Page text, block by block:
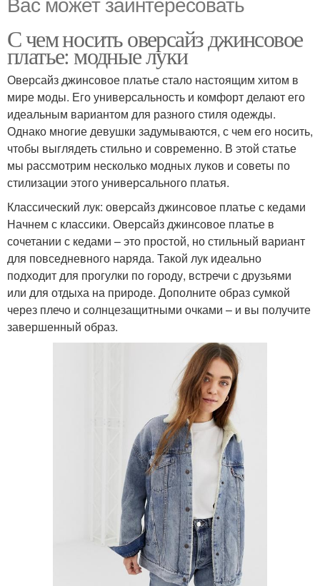
С чем носить оверсайз джинсовое
платье: модные луки
Оверсайз джинсовое платье стало настоящим хитом в
мире моды. Его универсальность и комфорт делают его
идеальным вариантом для разного стиля одежды.
Однако многие девушки задумываются, с чем его носить,
чтобы выглядеть стильно и современно. В этой статье
мы рассмотрим несколько модных луков и советы по
стилизации этого универсального платья.
Классический лук: оверсайз джинсовое платье с кедами
Начнем с классики. Оверсайз джинсовое платье в
сочетании с кедами – это простой, но стильный вариант
для повседневного наряда. Такой лук идеально
подходит для прогулки по городу, встречи с друзьями
или для отдыха на природе. Дополните образ сумкой
через плечо и солнцезащитными очками – и вы получите
завершенный образ.